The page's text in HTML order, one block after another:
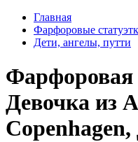
Главная
Фарфоровые
Дети, ангелы, путти
Фарфоровая
Девочка из